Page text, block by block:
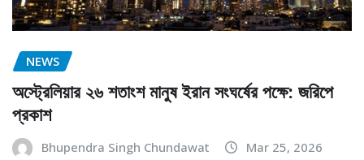
NEWS
অস্ট্রেলিয়ার ২৬ শতাংশ মানুষ ইরান সংঘর্ষের পক্ষে: জরিপে
প্রকাশ
Bhupendra Singh Chundawat Mar 25, 2026